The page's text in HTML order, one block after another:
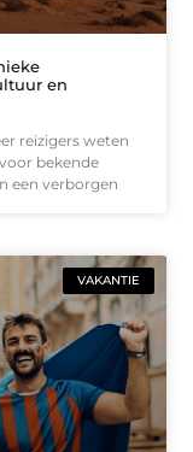
en
reizigers weten
bekende
een verborgen
VAKANTIE